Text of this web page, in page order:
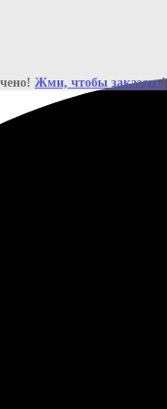
Жми, чтобы заказать!